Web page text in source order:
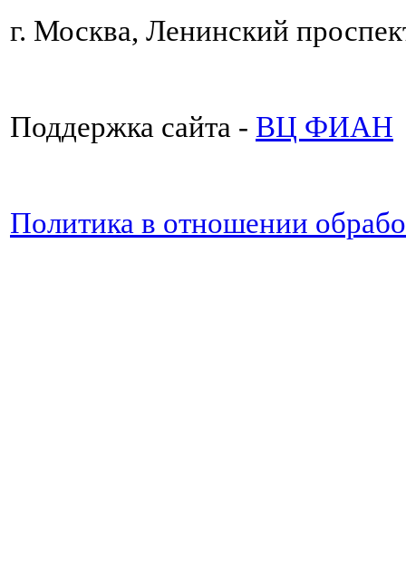
г. Москва, Ленинский
Поддержка сайта - ВЦ ФИАН
Политика в отношении